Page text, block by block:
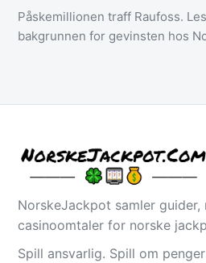
Påskemillionen traff Raufoss.
bakgrunnen for gevinsten hos
NorskeJackpot samler guider,
casinoomtaler for norske
Spill ansvarlig. Spill om